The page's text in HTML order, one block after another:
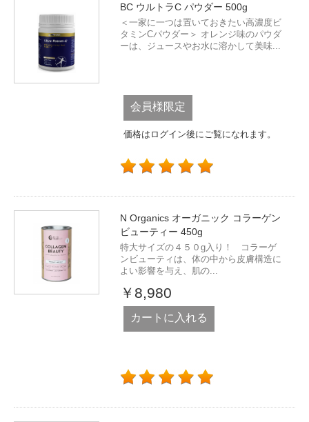
BC ウルトラC パウダー 500g
＜一家に一つは置いておきたい高濃度ビ
タミンCパウダー＞ オレンジ味のパウダ
ーは、ジュースやお水に溶かして美味...
会員様限定
価格はログイン後にご覧になれます。
N Organics オーガニック コラーゲン
ビューティー 450g
特大サイズの４５０g入り！ コラーゲ
ンビューティは、体の中から皮膚構造に
よい影響を与え、肌の...
￥8,980
カートに入れる